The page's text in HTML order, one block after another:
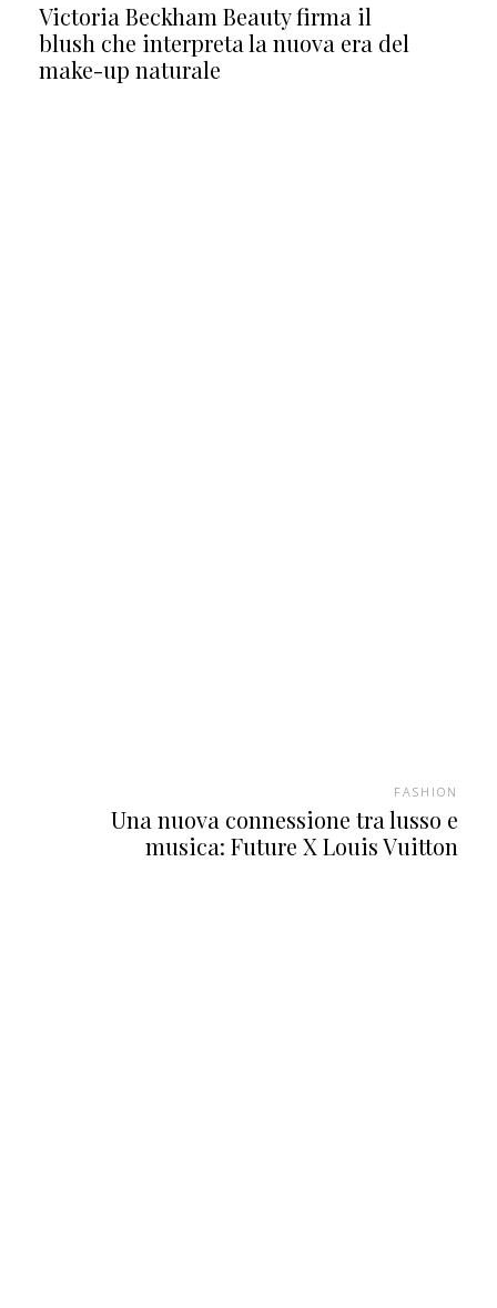
Victoria Beckham Beauty firma il
blush che interpreta la nuova era del
make-up naturale
FASHION
Una nuova connessione tra lusso e
musica: Future X Louis Vuitton